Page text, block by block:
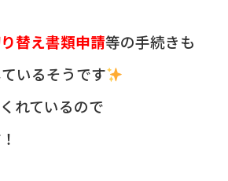
替え書類申請等の手続きも
いるそうです
れているので